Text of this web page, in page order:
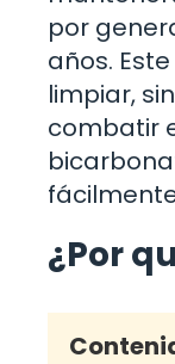
por
años.
limpiar,
combatir
¿Por